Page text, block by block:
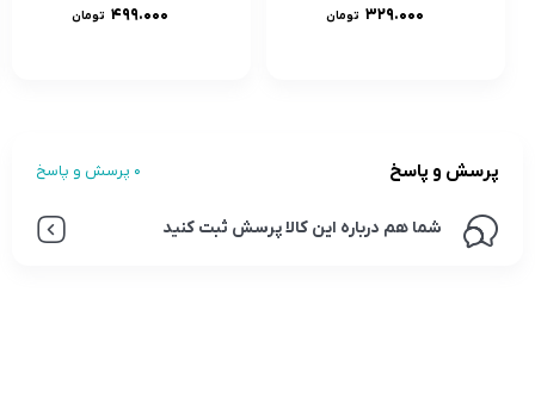
۳۲۹.۰۰۰ تومان ۴۹۹.۰۰۰ تومان
پرسش و پاسخ 0 پرسش و پاسخ
شما هم درباره این کالا پرسش ثبت کنید